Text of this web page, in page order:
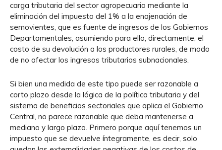
carga tributaria del sector agropecuario mediante la
eliminación del impuesto del 1% a la enajenación de
semovientes, que es fuente de ingresos de los Gobiernos
Departamentales, asumiendo para ello, directamente, el
costo de su devolución a los productores rurales, de modo
de no afectar los ingresos tributarios subnacionales.
Si bien una medida de este tipo puede ser razonable a
corto plazo desde la lógica de la política tributaria y del
sistema de beneficios sectoriales que aplica el Gobierno
Central, no parece razonable que deba mantenerse a
mediano y largo plazo. Primero porque aquí tenemos un
impuesto que se devuelve íntegramente, es decir, solo